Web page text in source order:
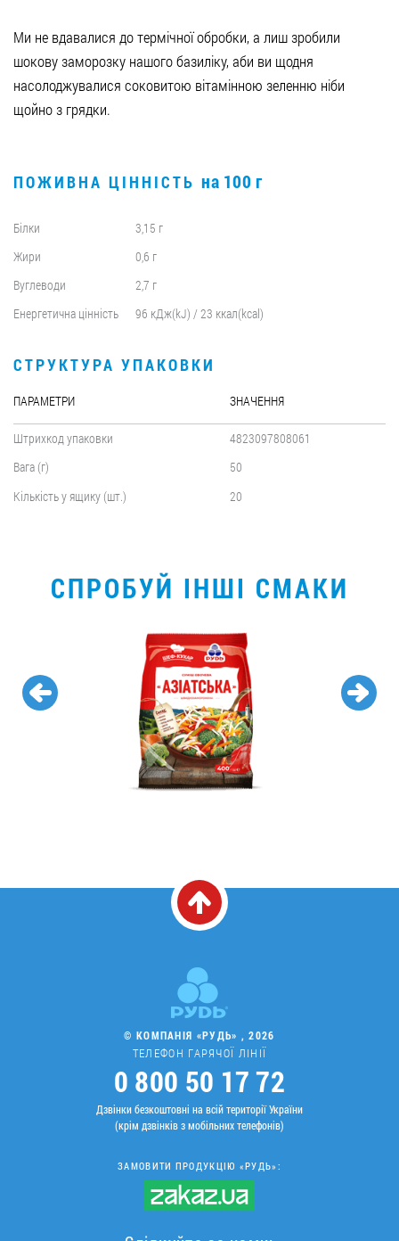
Ми не вдавалися до термічної обробки, а лиш зробили
шокову заморозку нашого базиліку, аби ви щодня
насолоджувалися соковитою вітамінною зеленню ніби
щойно з грядки.
ПОЖИВНА ЦІННІСТЬ на 100 г
Білки
3,15 г
Жири
0,6 г
Вуглеводи
2,7 г
Енергетична цінність
96 кДж(kJ) / 23 ккал(kcal)
СТРУКТУРА УПАКОВКИ
ПАРАМЕТРИ ЗНАЧЕННЯ
Штрихкод упаковки
4823097808061
Вага (г)
50
Кількість у ящику (шт.)
20
СПРОБУЙ ІНШІ СМАКИ
© КОМПАНІЯ «РУДЬ» , 2026
ТЕЛЕФОН ГАРЯЧОЇ ЛІНІЇ
0 800 50 17 72
Дзвінки безкоштовні на всій території України
(крім дзвінків з мобільних телефонів)
ЗАМОВИТИ ПРОДУКЦІЮ «РУДЬ»: